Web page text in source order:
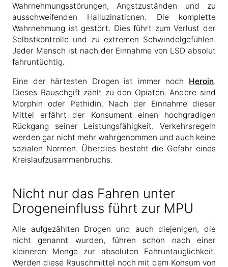
Wahrnehmungsstörungen, Angstzuständen und zu
ausschweifenden Halluzinationen. Die komplette
Wahrnehmung ist gestört. Dies führt zum Verlust der
Selbstkontrolle und zu extremen Schwindelgefühlen.
Jeder Mensch ist nach der Einnahme von LSD absolut
fahruntüchtig.
Eine der härtesten Drogen ist immer noch Heroin.
Dieses Rauschgift zählt zu den Opiaten. Andere sind
Morphin oder Pethidin. Nach der Einnahme dieser
Mittel erfährt der Konsument einen hochgradigen
Rückgang seiner Leistungsfähigkeit. Verkehrsregeln
werden gar nicht mehr wahrgenommen und auch keine
sozialen Normen. Überdies besteht die Gefahr eines
Kreislaufzusammenbruchs.
Nicht nur das Fahren unter
Drogeneinfluss führt zur MPU
Alle aufgezählten Drogen und auch diejenigen, die
nicht genannt wurden, führen schon nach einer
kleineren Menge zur absoluten Fahruntauglichkeit.
Werden diese Rauschmittel noch mit dem Konsum von